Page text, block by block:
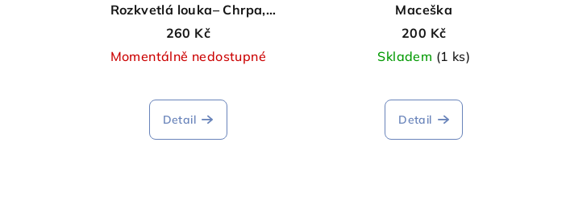
Rozkvetlá louka– Chrpa,
maceška a růže
260 Kč
Momentálně nedostupné
Detail
Maceška
200 Kč
Skladem (1 ks)
Detail